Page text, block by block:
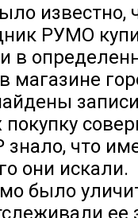
известно,
РУМО
в
магазине
покупку
знало, что
они искали.
было
ее